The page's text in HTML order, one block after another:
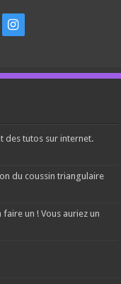
des tutos sur internet.
du coussin triangulaire
un ! Vous auriez un